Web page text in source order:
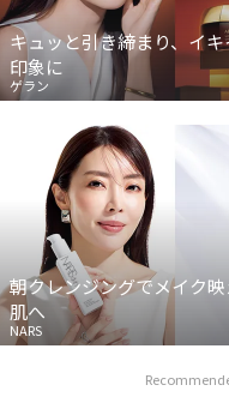
キュッと引き締まり、イ
印象に
ゲラン
朝クレンジングでメイク
肌へ
NARS